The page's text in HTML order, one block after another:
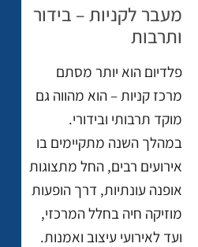
מעבר לקניות – בידור
ותרבות
פלדיום הוא יותר מסתם
מרכז קניות – הוא מהווה גם
מוקד תרבותי ובידורי.
במהלך השנה מתקיימים בו
אירועים רבים, החל מתצוגות
אופנה עונתיות, דרך הופעות
מוזיקה חיה בחלל המרכזי,
ועד לאירועי עיצוב ואמנות.